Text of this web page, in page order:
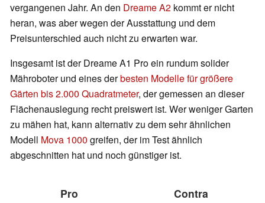
vergangenen Jahr. An den Dreame A2 kommt er nicht
heran, was aber wegen der Ausstattung und dem
Preisunterschied auch nicht zu erwarten war.
Insgesamt ist der Dreame A1 Pro ein rundum solider
Mähroboter und eines derbesten Modelle für größere
Gärten bis 2.000 Quadratmeter, der gemessen an dieser
Flächenauslegung recht preiswert ist. Wer weniger Garten
zu mähen hat, kann alternativ zu dem sehr ähnlichen
Modell Mova 1000 greifen, der im Test ähnlich
abgeschnitten hat und noch günstiger ist.
Pro Contra